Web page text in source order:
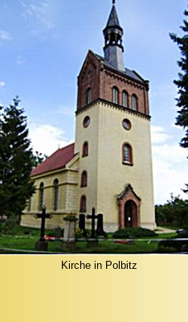
Kirche in Polbitz